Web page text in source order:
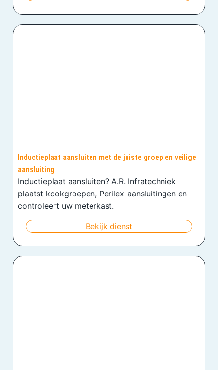
Inductieplaat aansluiten met de juiste groep en veilige
aansluiting
Inductieplaat aansluiten? A.R. Infratechniek
plaatst kookgroepen, Perilex-aansluitingen en
controleert uw meterkast.
Bekijk dienst